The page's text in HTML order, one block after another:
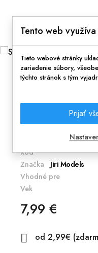
Domov Hranie
Samolepková
Nálepky, s ktorými
Kód
Značka
Jiri Models
Vhodné pre
Vek
7,99 €
 od 2,99€
Tento web
Tieto webové stránky
zariadenie súbory,
týchto stránok s tým
Prijať